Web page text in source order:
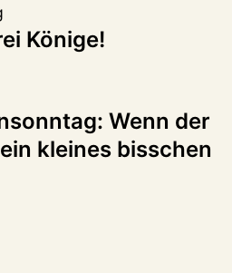
Könige!
Wenn der
kleines bisschen